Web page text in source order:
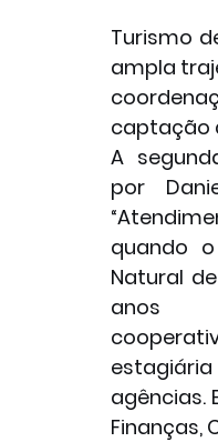
Turismo
ampla
captação
A
por
quando
Natural
anos
agências.
Finanças,